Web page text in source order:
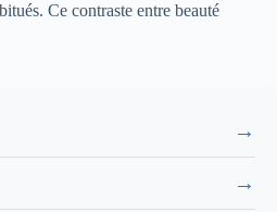
Ce contraste entre beauté
→
→